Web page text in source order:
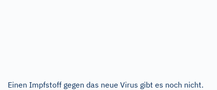
Einen Impfstoff gegen das neue Virus gibt es noch nicht.